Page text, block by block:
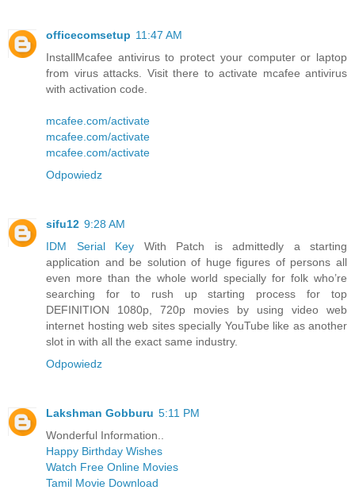
officecomsetup 11:47 AM
InstallMcafee antivirus to protect your computer or laptop
from virus attacks. Visit there to activate mcafee antivirus
with activation code.
mcafee.com/activate
mcafee.com/activate
mcafee.com/activate
Odpowiedz
sifu12 9:28 AM
IDM Serial Key With Patch is admittedly a starting
application and be solution of huge figures of persons all
even more than the whole world specially for folk who’re
searching for to rush up starting process for top
DEFINITION 1080p, 720p movies by using video web
internet hosting web sites specially YouTube like as another
slot in with all the exact same industry.
Odpowiedz
Lakshman Gobburu 5:11 PM
Wonderful Information..
Happy Birthday Wishes
Watch Free Online Movies
Tamil Movie Download